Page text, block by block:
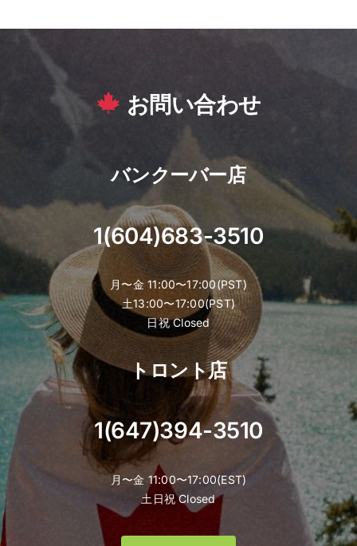
お問い合わせ
バンクーバー店
1(604)683-3510
月〜金 11:00〜17:00(PST)
土13:00〜17:00(PST)
日祝 Closed
トロント店
1(647)394-3510
月〜金 11:00〜17:00(EST)
土日祝 Closed